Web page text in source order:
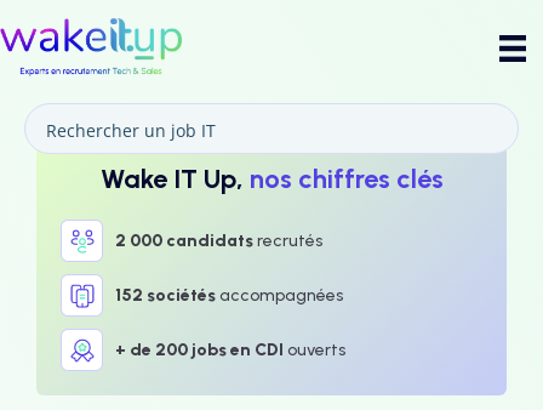
Wake IT Up, nos chiffres clés
2 000 candidatsrecrutés
152 sociétésaccompagnées
+ de 200 jobs en CDI ouverts